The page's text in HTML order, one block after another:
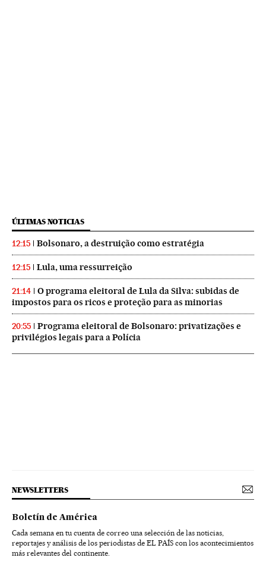
ÚLTIMAS NOTICIAS
12:15 Bolsonaro, a destruição como estratégia
12:15 Lula, uma ressurreição
21:14
O programa eleitoral de Lula da Silva: subidas de
impostos para os ricos e proteção para as minorias
20:55
Programa eleitoral de Bolsonaro: privatizações e
privilégios legais para a Polícia
NEWSLETTERS
Boletín de América
Cada semana en tu cuenta de correo una selección de las noticias,
reportajes y análisis de los periodistas de EL PAÍS con los acontecimientos
más relevantes del continente.